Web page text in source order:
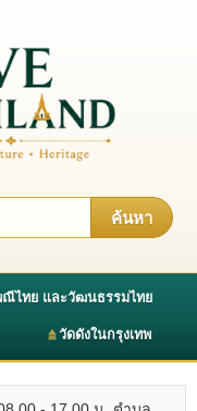
ค้นหา
ณีไทย และวัฒนธรรมไทย
วัดดังในกรุงเทพ